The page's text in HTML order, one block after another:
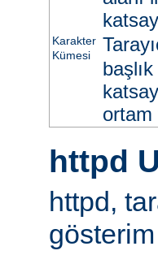
Karakter
Kümesi
ortam
httpd
httpd,